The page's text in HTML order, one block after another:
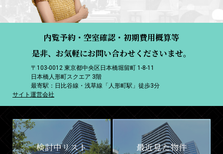
内覧予約・空室確認・初期費用概算等
是非、お気軽にお問い合わせくださいませ。
〒103-0012 東京都中央区日本橋堀留町 1-8-11
日本橋人形町スクエア 3階
最寄駅：日比谷線・浅草線「人形町駅」徒歩3分
サイト運営会社
検討中リスト 最近見た物件